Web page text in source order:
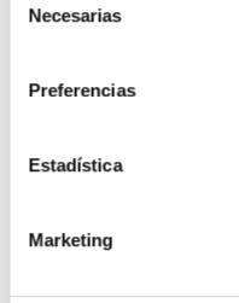
Necesarias
Preferencias
Estadística
Marketing
- +